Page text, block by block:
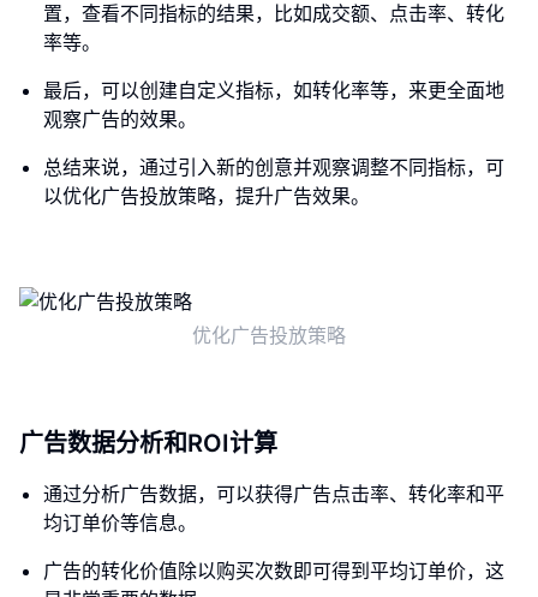
置，查看不同指标的结果，比如成交额、点击率、转化
率等。
最后，可以创建自定义指标，如转化率等，来更全面地
观察广告的效果。
总结来说，通过引入新的创意并观察调整不同指标，可
以优化广告投放策略，提升广告效果。
优化广告投放策略
广告数据分析和ROI计算
通过分析广告数据，可以获得广告点击率、转化率和平
均订单价等信息。
广告的转化价值除以购买次数即可得到平均订单价，这